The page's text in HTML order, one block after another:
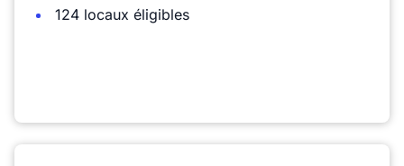
124 locaux éligibles